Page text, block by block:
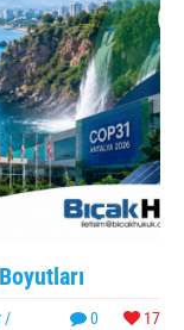
0 17
/